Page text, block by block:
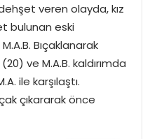
veren olayda, kız
bulunan eski
Bıçaklanarak
ve M.A.B. kaldırımda
ile karşılaştı.
çıkararak önce